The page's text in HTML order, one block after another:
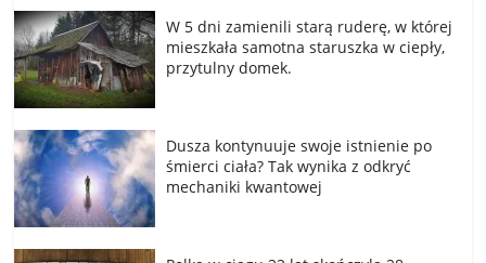
W 5 dni zamienili starą ruderę, w której
mieszkała samotna staruszka w ciepły,
przytulny domek.
Dusza kontynuuje swoje istnienie po
śmierci ciała? Tak wynika z odkryć
mechaniki kwantowej